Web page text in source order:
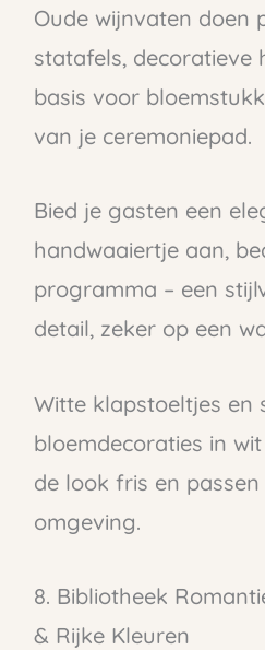
Oude wijnvaten doen
statafels, decoratieve
basis voor
van je ceremoniepad.
Bied je gasten een
handwaaiertje aan,
programma – een
detail, zeker op een
Witte klapstoeltjes en
bloemdecoraties in
de look fris en
omgeving.
8. Bibliotheek
& Rijke Kleuren